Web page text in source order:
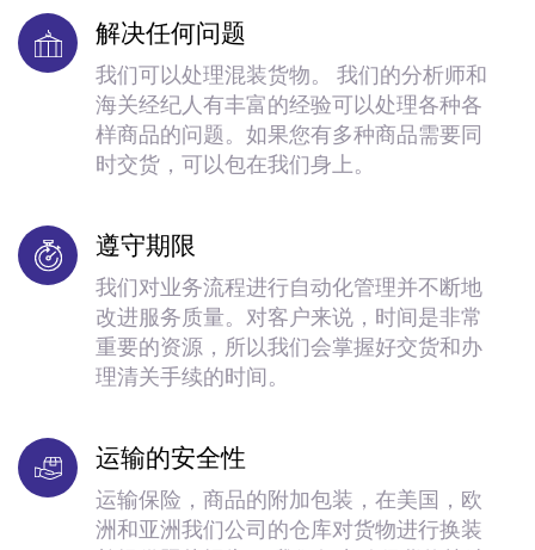
解决任何问题
我们可以处理混装货物。 我们的分析师和
海关经纪人有丰富的经验可以处理各种各
样商品的问题。如果您有多种商品需要同
时交货，可以包在我们身上。
遵守期限
我们对业务流程进行自动化管理并不断地
改进服务质量。对客户来说，时间是非常
重要的资源，所以我们会掌握好交货和办
理清关手续的时间。
运输的安全性
运输保险，商品的附加包装，在美国，欧
洲和亚洲我们公司的仓库对货物进行换装